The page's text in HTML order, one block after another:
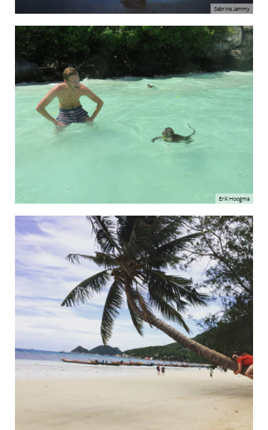
Sabrina Jammy
Erik Hoogma